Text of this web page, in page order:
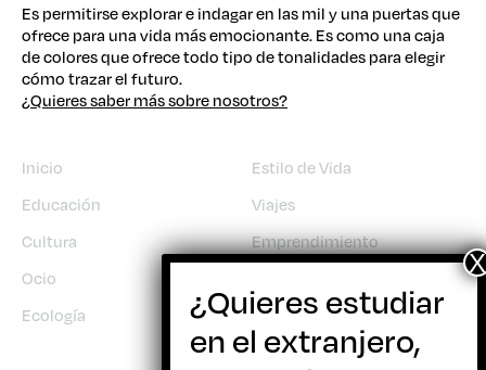
Es permitirse explorar e indagar en las mil y una puertas que
ofrece para una vida más emocionante. Es como una caja
de colores que ofrece todo tipo de tonalidades para elegir
cómo trazar el futuro.
¿Quieres saber más sobre nosotros?
Inicio
Educación
Cultura
Ocio
Ecología
Estilo de Vida
Viajes
Emprendimiento